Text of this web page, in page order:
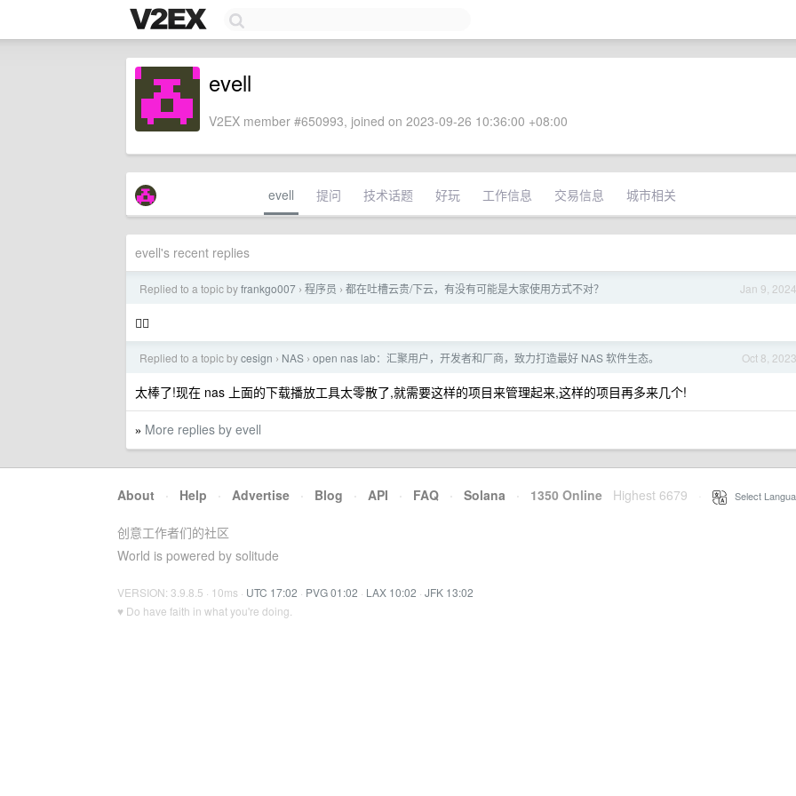
evell
V2EX member #650993, joined on 2023-09-26 10:36:00 +08:00
evell 提问 技术话题 好玩 工作信息 交易信息 城市相关
evell's recent replies
Jan 9, 2024
Replied to a topic byfrankgo007 › 程序员 › 都在吐槽云贵/下云，有没有可能是大家使用方式不对？
👍🏻
Oct 8, 2023
Replied to a topic bycesign › NAS › open nas lab：汇聚用户，开发者和厂商，致力打造最好 NAS 软件生态。
太棒了!现在 nas 上面的下载播放工具太零散了,就需要这样的项目来管理起来,这样的项目再多来几个!
» More replies by evell
About · Help · Advertise · Blog · API · FAQ · Solana · 1350 Online Highest 6679 Select
创意工作者们的社区
World is powered by solitude
VERSION: 3.9.8.5 · 10ms · UTC 17:02 · PVG 01:02 · LAX 10:02 · JFK 13:02
♥ Do have faith in what you're doing.